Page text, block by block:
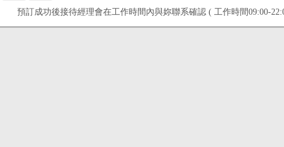
預訂成功後接待經理會在工作時間內與妳聯系確認 ( 工作時間09:00-